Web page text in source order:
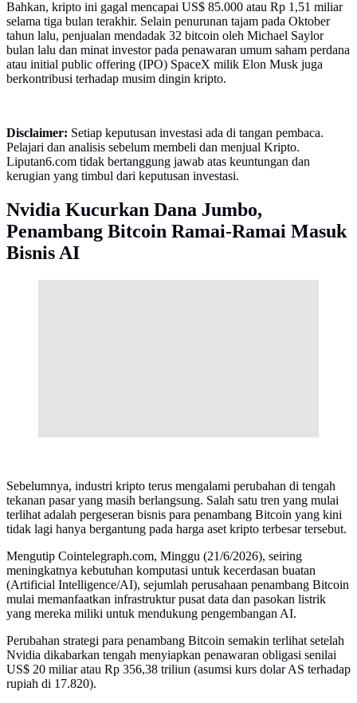
Bahkan, kripto ini gagal mencapai US$ 85.000 atau Rp 1,51 miliar
selama tiga bulan terakhir. Selain penurunan tajam pada Oktober
tahun lalu, penjualan mendadak 32 bitcoin oleh Michael Saylor
bulan lalu dan minat investor pada penawaran umum saham perdana
atau initial public offering (IPO) SpaceX milik Elon Musk juga
berkontribusi terhadap musim dingin kripto.
Disclaimer: Setiap keputusan investasi ada di tangan pembaca.
Pelajari dan analisis sebelum membeli dan menjual Kripto.
Liputan6.com tidak bertanggung jawab atas keuntungan dan
kerugian yang timbul dari keputusan investasi.
Nvidia Kucurkan Dana Jumbo,
Penambang Bitcoin Ramai-Ramai Masuk
Bisnis AI
Sebelumnya, industri kripto terus mengalami perubahan di tengah
tekanan pasar yang masih berlangsung. Salah satu tren yang mulai
terlihat adalah pergeseran bisnis para penambang Bitcoin yang kini
tidak lagi hanya bergantung pada harga aset kripto terbesar tersebut.
Mengutip Cointelegraph.com, Minggu (21/6/2026), seiring
meningkatnya kebutuhan komputasi untuk kecerdasan buatan
(Artificial Intelligence/AI), sejumlah perusahaan penambang Bitcoin
mulai memanfaatkan infrastruktur pusat data dan pasokan listrik
yang mereka miliki untuk mendukung pengembangan AI.
Perubahan strategi para penambang Bitcoin semakin terlihat setelah
Nvidia dikabarkan tengah menyiapkan penawaran obligasi senilai
US$ 20 miliar atau Rp 356,38 triliun (asumsi kurs dolar AS terhadap
rupiah di 17.820).